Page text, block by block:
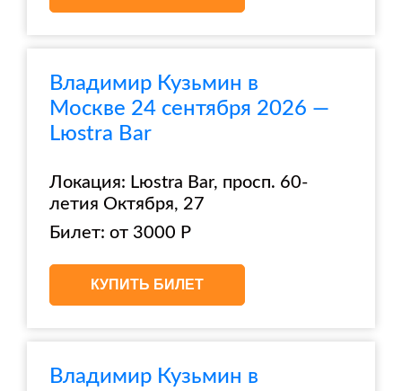
Владимир Кузьмин в
Москве 24 сентября 2026 —
Lюstra Bar
Локация: Lюstra Bar, просп. 60-
летия Октября, 27
Билет: от 3000 Р
КУПИТЬ БИЛЕТ
Владимир Кузьмин в